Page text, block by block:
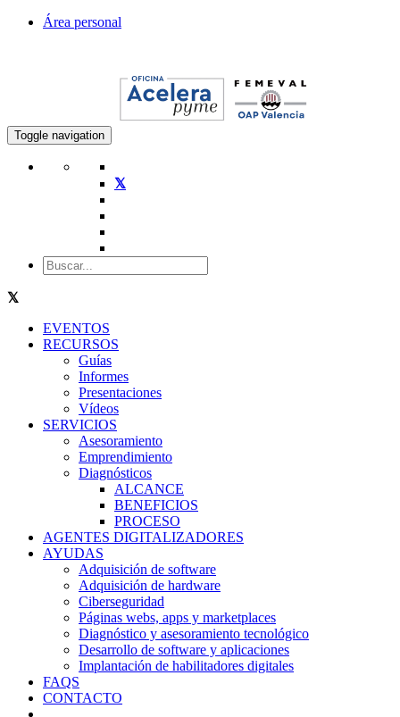
Área personal
Toggle navigation
EVENTOS
RECURSOS
Guías
Informes
Presentaciones
Vídeos
SERVICIOS
Asesoramiento
Emprendimiento
Diagnósticos
ALCANCE
BENEFICIOS
PROCESO
AGENTES DIGITALIZADORES
AYUDAS
Adquisición de software
Adquisición de hardware
Ciberseguridad
Páginas webs, apps y marketplaces
Diagnóstico y asesoramiento tecnológico
Desarrollo de software y aplicaciones
Implantación de habilitadores digitales
FAQS
CONTACTO